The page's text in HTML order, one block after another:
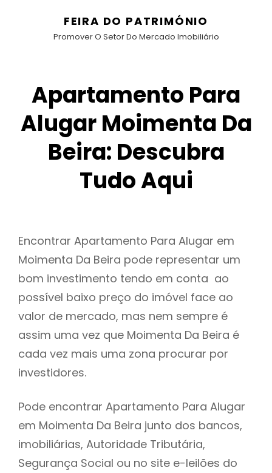
FEIRA DO PATRIMÓNIO
Promover O Setor Do Mercado Imobiliário
Apartamento Para
Alugar Moimenta Da
Beira: Descubra
Tudo Aqui
Encontrar Apartamento Para Alugar em
Moimenta Da Beira pode representar um
bom investimento tendo em conta ao
possível baixo preço do imóvel face ao
valor de mercado, mas nem sempre é
assim uma vez que Moimenta Da Beira é
cada vez mais uma zona procurar por
investidores.
Pode encontrar Apartamento Para Alugar
em Moimenta Da Beira junto dos bancos,
imobiliárias, Autoridade Tributária,
Segurança Social ou no site e-leilões do